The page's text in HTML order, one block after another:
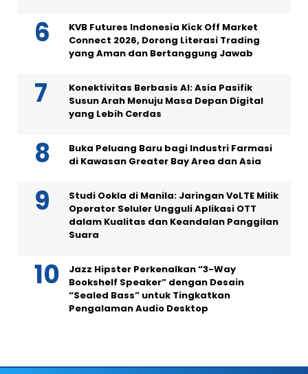
KVB Futures Indonesia Kick Off Market
Connect 2026, Dorong Literasi Trading
yang Aman dan Bertanggung Jawab
Konektivitas Berbasis AI: Asia Pasifik
Susun Arah Menuju Masa Depan Digital
yang Lebih Cerdas
Buka Peluang Baru bagi Industri Farmasi
di Kawasan Greater Bay Area dan Asia
Studi Ookla di Manila: Jaringan VoLTE Milik
Operator Seluler Ungguli Aplikasi OTT
dalam Kualitas dan Keandalan Panggilan
Suara
Jazz Hipster Perkenalkan “3-Way
Bookshelf Speaker” dengan Desain
“Sealed Bass” untuk Tingkatkan
Pengalaman Audio Desktop